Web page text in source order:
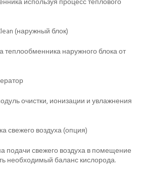
(наружный блок)
теплообменника наружного блока от
очистки, ионизации и увлажнения
свежего воздуха (опция)
подачи свежего воздуха в помещение
необходимый баланс кислорода.